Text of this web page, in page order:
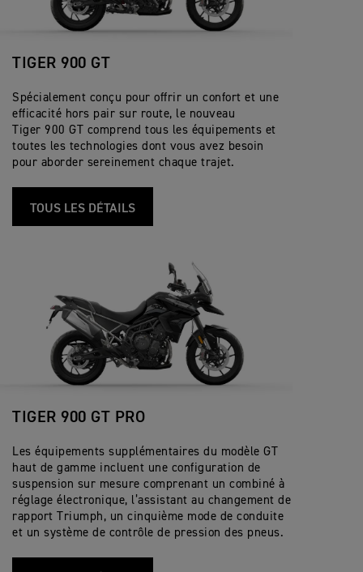
TIGER 900 GT
Spécialement conçu pour offrir un confort et une
efficacité hors pair sur route, le nouveau
Tiger 900 GT comprend tous les équipements et
toutes les technologies dont vous avez besoin
pour aborder sereinement chaque trajet.
TOUS LES DÉTAILS
TIGER 900 GT PRO
Les équipements supplémentaires du modèle GT
haut de gamme incluent une configuration de
suspension sur mesure comprenant un combiné à
réglage électronique, l’assistant au changement de
rapport Triumph, un cinquième mode de conduite
et un système de contrôle de pression des pneus.